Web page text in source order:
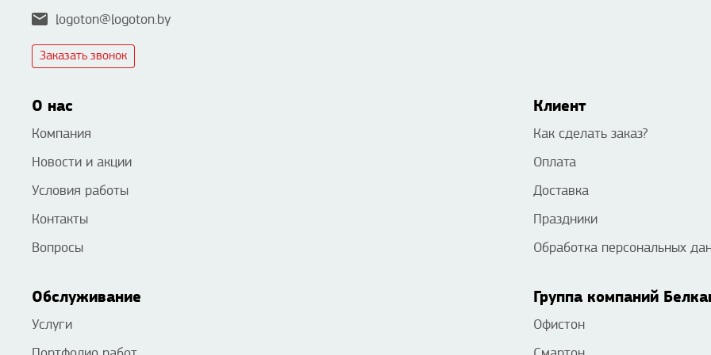
logoton@logoton.by
Заказать звонок
О нас
Компания
Новости и акции
Условия работы
Контакты
Вопросы
Клиент
Как сделать заказ?
Оплата
Доставка
Праздники
Обработка персональных
Обслуживание
Услуги
Группа компаний
Офистон